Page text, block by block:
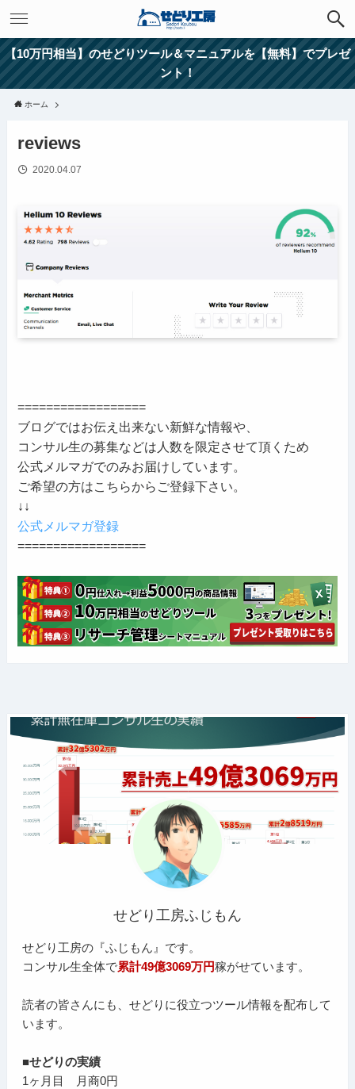
【10万円相当】のせどりツール＆マニュアルを【無料】でプレゼ
ント！
ホーム
reviews
2020.04.07
==================
ブログではお伝え出来ない新鮮な情報や、
コンサル生の募集などは人数を限定させて頂くため
公式メルマガでのみお届けしています。
ご希望の方はこちらからご登録下さい。
↓↓
公式メルマガ登録
==================
せどり工房ふじもん
せどり工房の『ふじもん』です。
コンサル生全体で累計49億3069万円稼がせています。
読者の皆さんにも、せどりに役立つツール情報を配布して
います。
■せどりの実績
1ヶ月目 月商0円